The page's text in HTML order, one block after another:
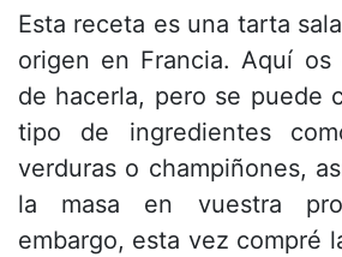
Esta receta es una tarta
origen en Francia. Aquí os
de hacerla, pero se puede
tipo de ingredientes
verduras o champiñones,
la masa en vuestra
embargo, esta vez compré